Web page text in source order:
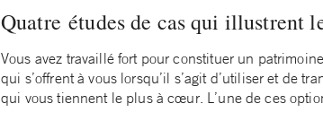
Quatre études de cas qui illustrent
Vous avez travaillé fort pour constituer un
qui s’offrent à vous lorsqu’il s’agit d’utiliser et de
qui vous tiennent le plus à cœur. L’une de ces